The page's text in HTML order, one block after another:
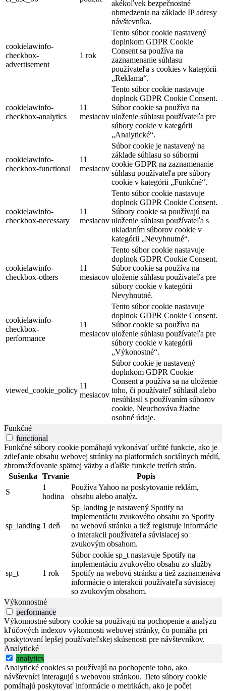
akékoľvek bezpečnostné
obmedzenia na základe IP adresy
návštevníka.
cookielawinfo-
checkbox-
advertisement
1 rok
Tento súbor cookie nastavený
doplnkom GDPR Cookie
Consent sa používa na
zaznamenanie súhlasu
používateľa s cookies v kategórii
„Reklama“.
cookielawinfo-
checkbox-analytics
11
mesiacov
Tento súbor cookie nastavuje
doplnok GDPR Cookie Consent.
Súbor cookie sa používa na
uloženie súhlasu používateľa pre
súbory cookie v kategórii
„Analytické“.
cookielawinfo-
checkbox-functional
11
mesiacov
Súbor cookie je nastavený na
základe súhlasu so súbormi
cookie GDPR na zaznamenanie
súhlasu používateľa pre súbory
cookie v kategórii „Funkčné“.
cookielawinfo-
checkbox-necessary
11
mesiacov
Tento súbor cookie nastavuje
doplnok GDPR Cookie Consent.
Súbory cookie sa používajú na
uloženie súhlasu používateľa s
ukladaním súborov cookie v
kategórii „Nevyhnutné“.
cookielawinfo-
checkbox-others
11
mesiacov
Tento súbor cookie nastavuje
doplnok GDPR Cookie Consent.
Súbor cookie sa používa na
uloženie súhlasu používateľa pre
súbory cookie v kategórii
Nevyhnutné.
cookielawinfo-
checkbox-
performance
11
mesiacov
Tento súbor cookie nastavuje
doplnok GDPR Cookie Consent.
Súbor cookie sa používa na
uloženie súhlasu používateľa pre
súbory cookie v kategórii
„Výkonostné“.
viewed_cookie_policy
11
mesiacov
Súbor cookie je nastavený
doplnkom GDPR Cookie
Consent a používa sa na uloženie
toho, či používateľ súhlasil alebo
nesúhlasil s používaním súborov
cookie. Neuchováva žiadne
osobné údaje.
Funkčné
functional
Funkčné súbory cookie pomáhajú vykonávať určité funkcie, ako je
zdieľanie obsahu webovej stránky na platformách sociálnych médií,
zhromažďovanie spätnej väzby a ďalšie funkcie tretích strán.
Sušenka
Trvanie
Popis
S
1
hodina
Používa Yahoo na poskytovanie reklám,
obsahu alebo analýz.
sp_landing 1 deň
Sp_landing je nastavený Spotify na
implementáciu zvukového obsahu zo Spotify
na webovú stránku a tiež registruje informácie
o interakcii používateľa súvisiacej so
zvukovým obsahom.
sp_t 1 rok
Súbor cookie sp_t nastavuje Spotify na
implementáciu zvukového obsahu zo služby
Spotify na webovú stránku a tiež zaznamenáva
informácie o interakcii používateľa súvisiacej
so zvukovým obsahom.
Výkonnostné
performance
Výkonnostné súbory cookie sa používajú na pochopenie a analýzu
kľúčových indexov výkonnosti webovej stránky, čo pomáha pri
poskytovaní lepšej používateľskej skúsenosti pre návštevníkov.
Analytické
analytics
Analytické cookies sa používajú na pochopenie toho, ako
návštevníci interagujú s webovou stránkou. Tieto súbory cookie
pomáhajú poskytovať informácie o metrikách, ako je počet